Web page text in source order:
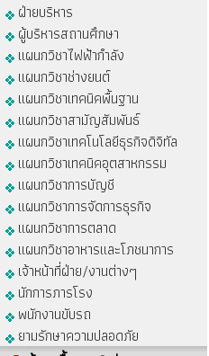
ฝ่ายบริหาร
ผู้บริหารสถานศึกษา
แผนกวิชาไฟฟ้ากำลัง
แผนกวิชาช่างยนต์
แผนกวิชาเทคนิคพื้นฐาน
แผนกวิชาสามัญสัมพันธ์
แผนกวิชาเทคโนโลยีธุรกิจดิจิทัล
แผนกวิชาเทคนิคอุตสาหกรรม
แผนกวิชาการบัญชี
แผนกวิชาการจัดการธุรกิจ
แผนกวิชาการตลาด
แผนกวิชาอาหารและโภชนาการ
เจ้าหน้าที่ฝ่าย/งานต่างๆ
นักการภารโรง
พนักงานขับรถ
ยามรักษาความปลอดภัย